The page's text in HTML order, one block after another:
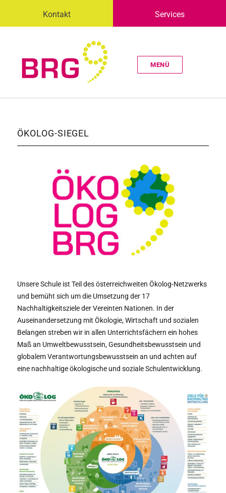
Kontakt Services
MENÜ
ÖKOLOG-SIEGEL
Unsere Schule ist Teil des österreichweiten Ökolog-Netzwerks
und bemüht sich um die Umsetzung der 17
Nachhaltigkeitsziele der Vereinten Nationen. In der
Auseinandersetzung mit Ökologie, Wirtschaft und sozialen
Belangen streben wir in allen Unterrichtsfächern ein hohes
Maß an Umweltbewusstsein, Gesundheitsbewusstsein und
globalem Verantwortungsbewusstsein an und achten auf
eine nachhaltige ökologische und soziale Schulentwicklung.